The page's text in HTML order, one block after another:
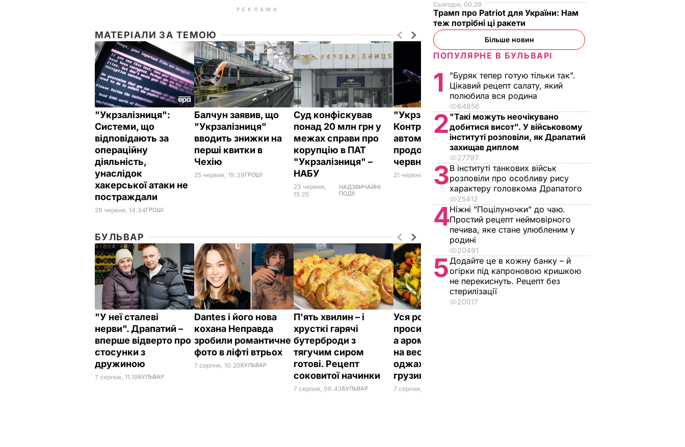
РЕКЛАМА
МАТЕРІАЛИ ЗА ТЕМОЮ
"Укрзалізниця":
Системи, що
відповідають за
операційну
діяльність,
унаслідок
хакерської атаки не
постраждали
28 червня, 14.34ГРОШІ
Балчун заявив, що
"Укрзалізниця"
вводить знижки на
перші квитки в
Чехію
25 червня, 19.39ГРОШІ
Суд конфіскував
понад 20 млн грн у
межах справи про
корупцію в ПАТ
"Укрзалізниця" –
НАБУ
23 червня,
15.25
НАДЗВИЧАЙНІ
ПОДІЇ
"Укрзалізниця":
Контракт Балчуна
автоматично
продовжено до
червня 2019 року
21 червня, 16.39ПОЛІТИКА
БУЛЬВАР
"У неї сталеві
нерви". Драпатий –
вперше відверто про
стосунки з
дружиною
7 серпня, 11.19БУЛЬВАР
Dantes і його нова
кохана Неправда
зробили романтичне
фото в ліфті втрьох
7 серпня, 10.20БУЛЬВАР
П'ять хвилин – і
хрусткі гарячі
бутерброди з
тягучим сиром
готові. Рецепт
соковитої начинки
7 серпня, 09.43БУЛЬВАР
Уся родина
проситиме добавки,
а аромат стоятиме
на весь дім. Рецепт
оджахурі –
грузинської страви
7 серпня, 09.27
Сьогодні, 00.29
Трамп про Patriot для України: Нам
теж потрібні ці ракети
Більше новин
ПОПУЛЯРНЕ В БУЛЬВАРІ
1
"Буряк тепер готую тільки так".
Цікавий рецепт салату, який
полюбила вся родина
64856
2 "Такі можуть неочікувано
добитися висот". У військовому
інституті розповіли, як Драпатий
захищав диплом
27797
3В інституті танкових військ
розповіли про особливу рису
характеру головкома Драпатого
25412
4Ніжні "Поцілуночки" до чаю.
Простий рецепт неймовірного
печива, яке стане улюбленим у
родині
20491
5Додайте це в кожну банку – й
огірки під капроновою кришкою
не перекиснуть. Рецепт без
стерилізації
20017